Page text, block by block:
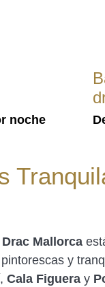
noche
Drac Mallorca
y
, Cala Figuera y